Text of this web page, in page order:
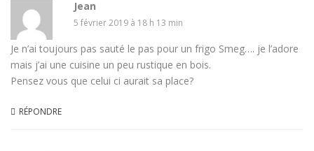
Jean
5 février 2019 à 18 h 13 min
Je n’ai toujours pas sauté le pas pour un frigo Smeg…. je l’adore
mais j’ai une cuisine un peu rustique en bois.
Pensez vous que celui ci aurait sa place?
RÉPONDRE